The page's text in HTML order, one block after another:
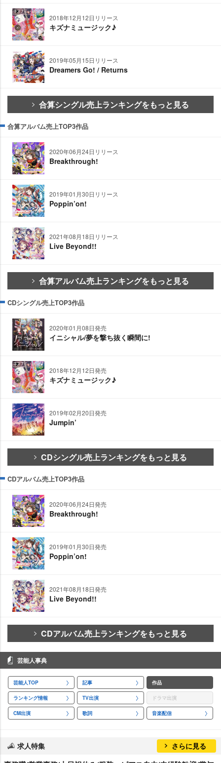
2018年12月12日リリース
キズナミュージック♪
2019年05月15日リリース
Dreamers Go! / Returns
合算シングル売上ランキングをもっと見る
合算アルバム売上TOP3作品
2020年06月24日リリース
Breakthrough!
2019年01月30日リリース
Poppin’on!
2021年08月18日リリース
Live Beyond!!
合算アルバム売上ランキングをもっと見る
CDシングル売上TOP3作品
2020年01月08日発売
イニシャル/夢を撃ち抜く瞬間に!
2018年12月12日発売
キズナミュージック♪
2019年02月20日発売
Jumpin’
CDシングル売上ランキングをもっと見る
CDアルバム売上TOP3作品
2020年06月24日発売
Breakthrough!
2019年01月30日発売
Poppin’on!
2021年08月18日発売
Live Beyond!!
CDアルバム売上ランキングをもっと見る
芸能人事典
芸能人TOP 記事 作品
ランキング情報 TV出演 ドラマ出演
CM出演 歌詞 音楽配信
求人特集 さらに見る